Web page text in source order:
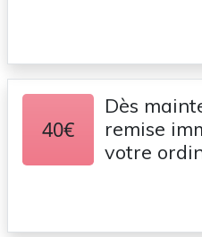
40€
Dès
remise
votre